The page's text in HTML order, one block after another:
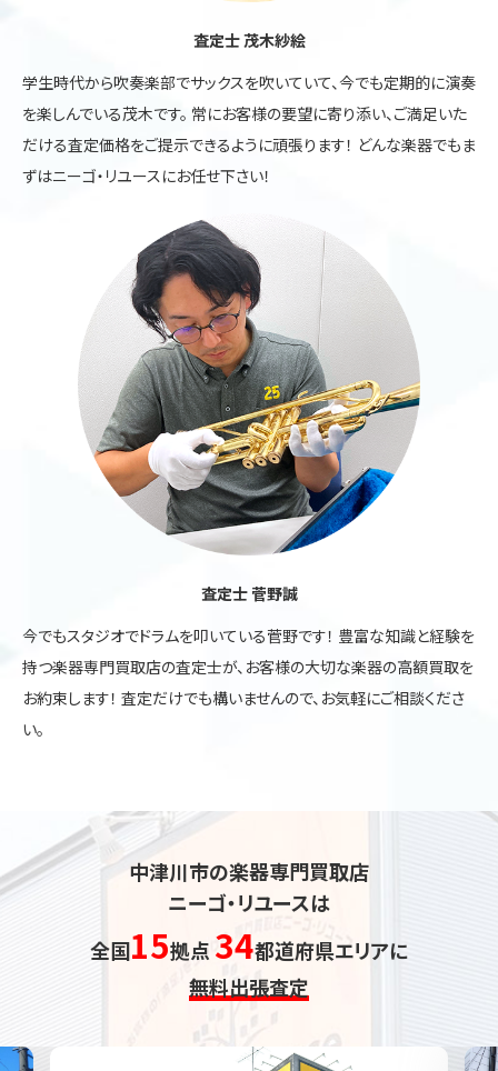
査定士 茂木紗絵
学生時代から吹奏楽部でサックスを吹いていて、今でも定期的に演奏
を楽しんでいる茂木です。 常にお客様の要望に寄り添い、ご満足いた
だける査定価格をご提示できるように頑張ります！ どんな楽器でもま
ずはニーゴ・リユースにお任せ下さい！
査定士 菅野誠
今でもスタジオでドラムを叩いている菅野です！ 豊富な知識と経験を
持つ楽器専門買取店の査定士が、お客様の大切な楽器の高額買取を
お約束します！ 査定だけでも構いませんので、お気軽にご相談くださ
い。
中津川市の楽器専門買取店
ニーゴ・リユースは
全国15拠点 34都道府県エリアに
無料出張査定